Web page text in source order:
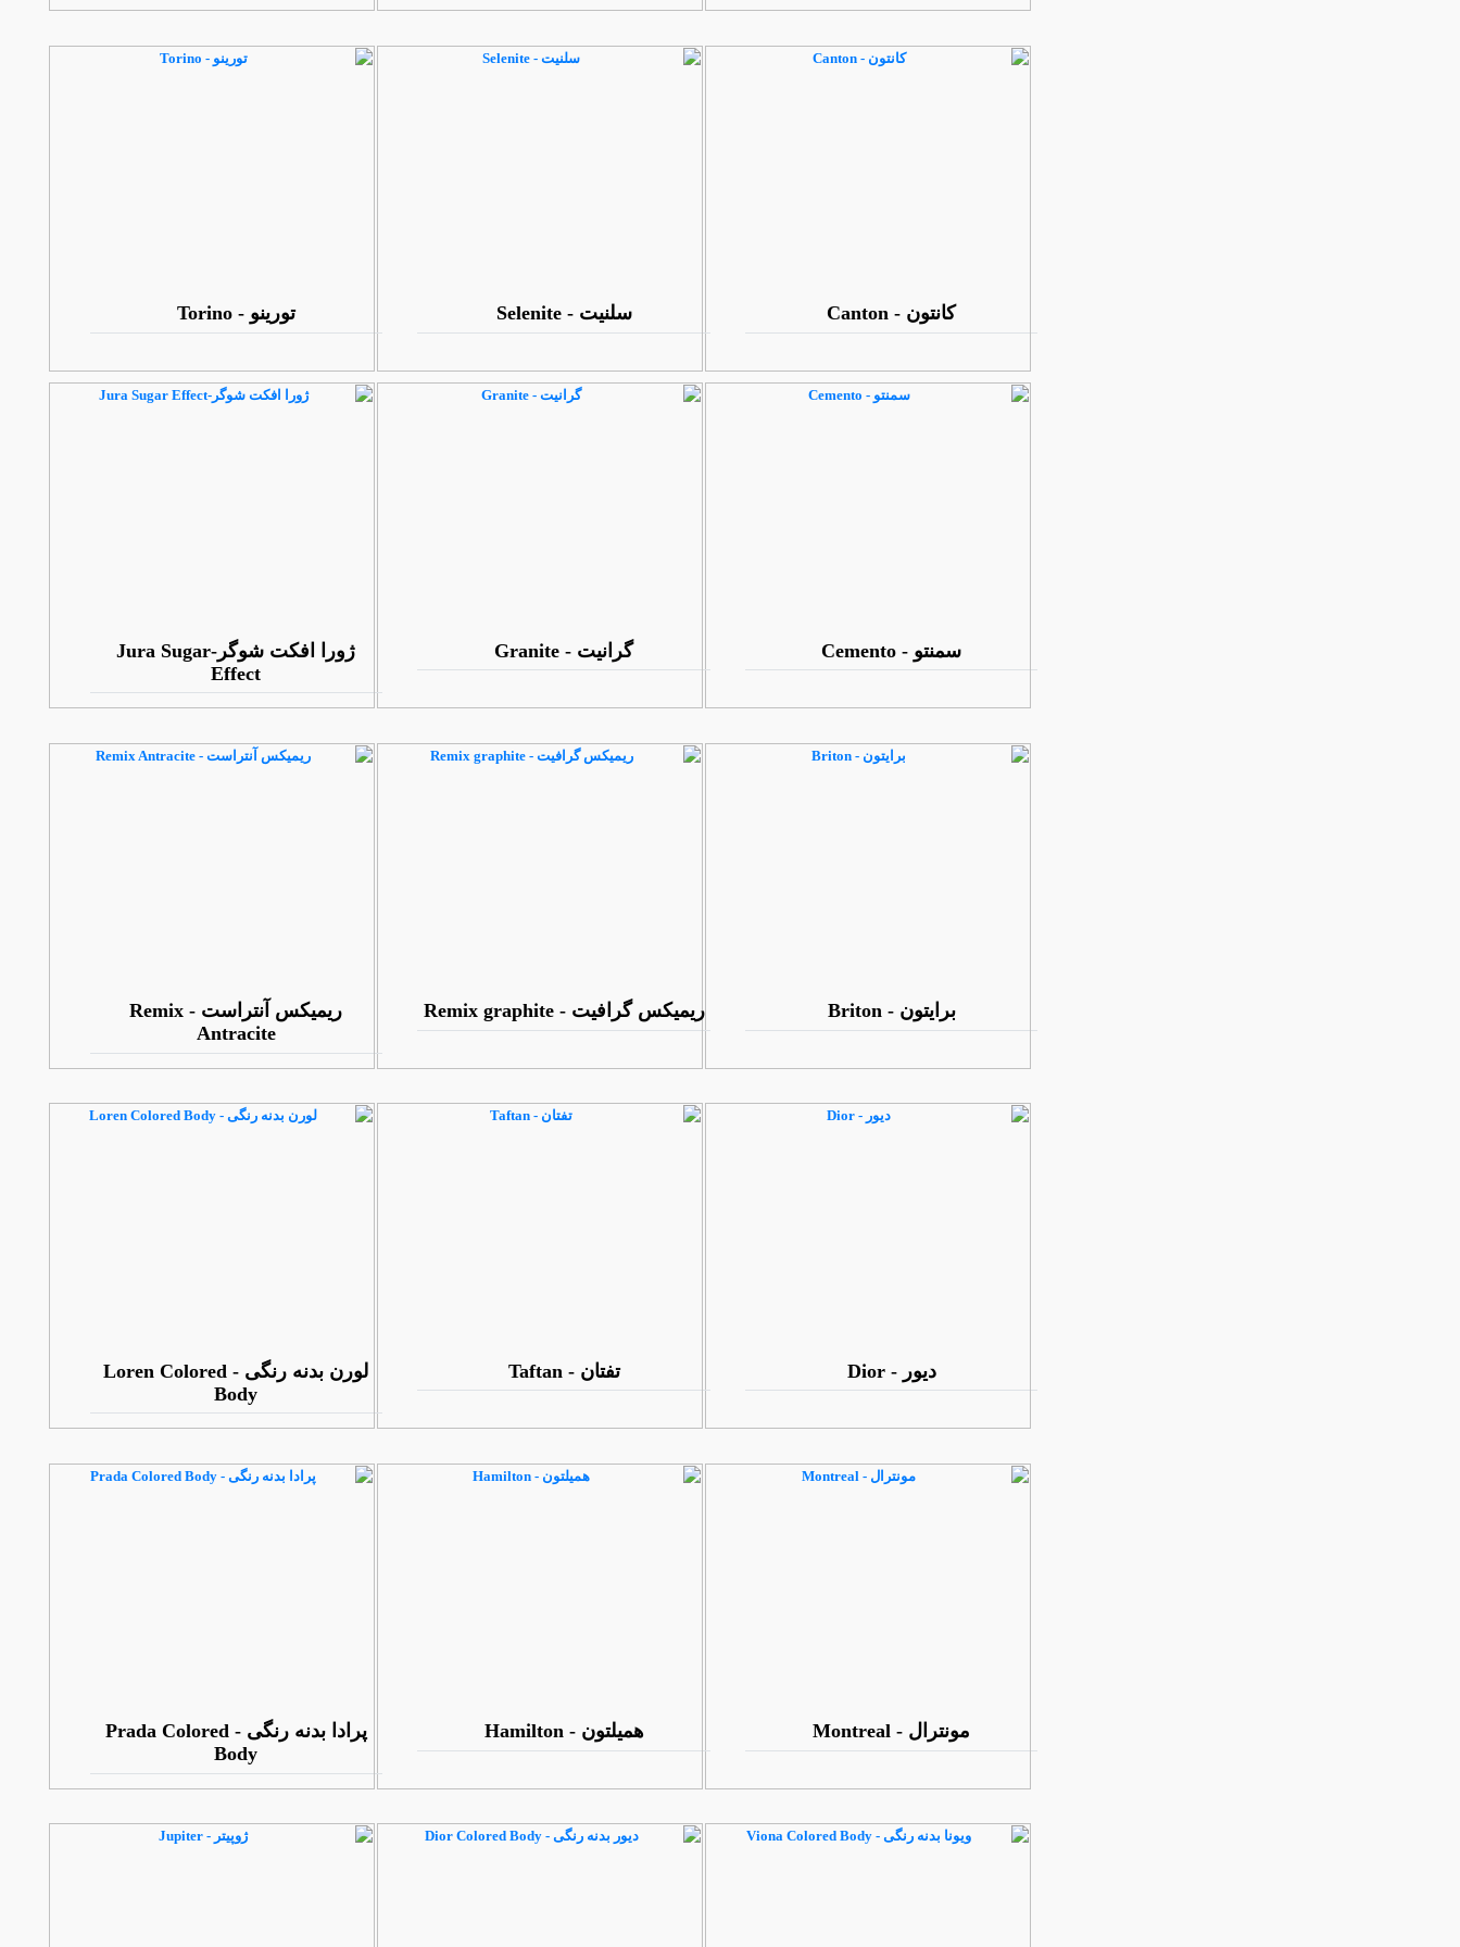
کانتون - Canton سلنیت - Selenite تورینو - Torino
سمنتو - Cemento گرانیت - Granite
ژورا افکت شوگر-Jura Sugar
Effect
برایتون - Briton ریمیکس گرافیت - Remix graphite
ریمیکس آنتراست - Remix
Antracite
دیور - Dior تفتان - Taftan
لورن بدنه رنگی - Loren Colored
Body
مونترال - Montreal همیلتون - Hamilton
پرادا بدنه رنگی - Prada Colored
Body